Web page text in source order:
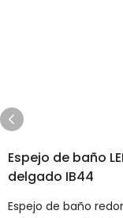
Espejo de baño
delgado IB44
Espejo de baño